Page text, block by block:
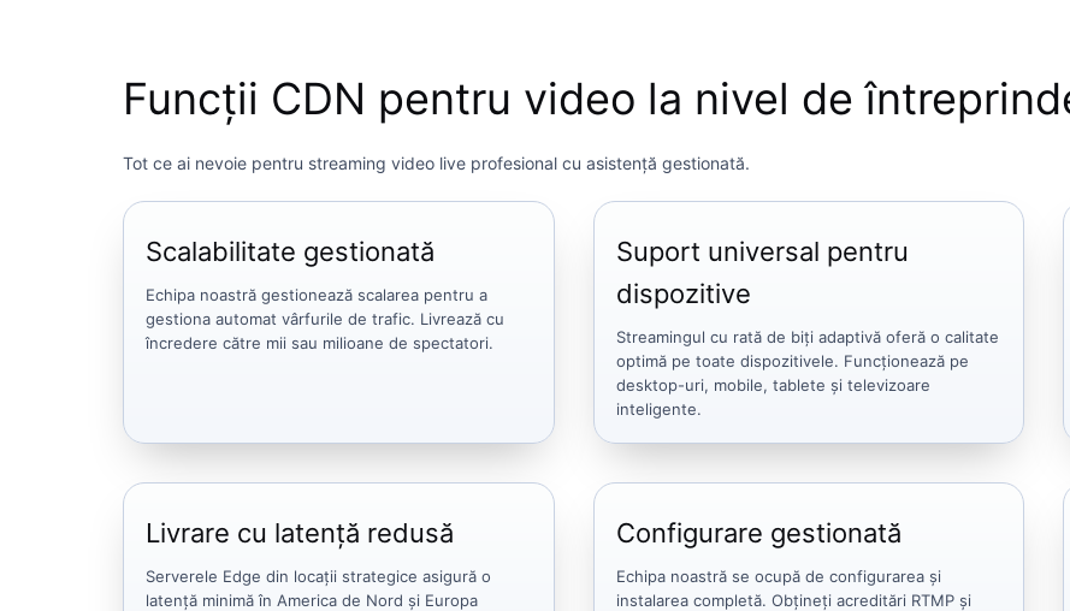
Funcții CDN pentru video la nivel de
Tot ce ai nevoie pentru streaming video live profesional cu asistență gestionată.
Scalabilitate gestionată
Echipa noastră gestionează scalarea pentru a
gestiona automat vârfurile de trafic. Livrează cu
încredere către mii sau milioane de spectatori.
Suport universal pentru
dispozitive
Streamingul cu rată de biți adaptivă oferă o calitate
optimă pe toate dispozitivele. Funcționează pe
desktop-uri, mobile, tablete și televizoare
inteligente.
Livrare cu latență redusă
Serverele Edge din locații strategice asigură o
latență minimă în America de Nord și Europa
Configurare gestionată
Echipa noastră se ocupă de configurarea și
instalarea completă. Obțineți acreditări RTMP și